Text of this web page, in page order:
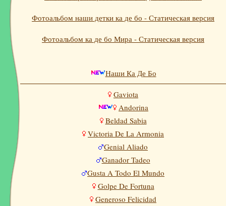
Фотоальбом наши детки ка де бо - Статическая версия
Фотоальбом ка де бо Мира - Статическая версия
Наши Ка Де Бо
Gaviota
Andorina
Beldad Sabia
Victoria De La Armonia
Genial Aliado
Ganador Tadeo
Gusta A Todo El Mundo
Golpe De Fortuna
Generoso Felicidad